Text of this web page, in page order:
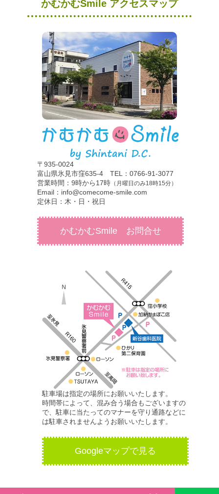
かむかむSmile アクセスマップ
〒935-0024
富山県氷見市窪635-4 TEL：0766-91-3077
営業時間：9時から17時 （月曜日のみ18時15分）
Email：info@comecome-smile.com
定休日：木・日・祝日
かむかむSmile お問合せ
駐車場は指定の場所にお願いいたします。
時間帯によって、混み合う場合もございますの
で、駐車に当たってのマナーを守り通路などに
は駐車されませんようお願いいたします。
Googleマップで見る